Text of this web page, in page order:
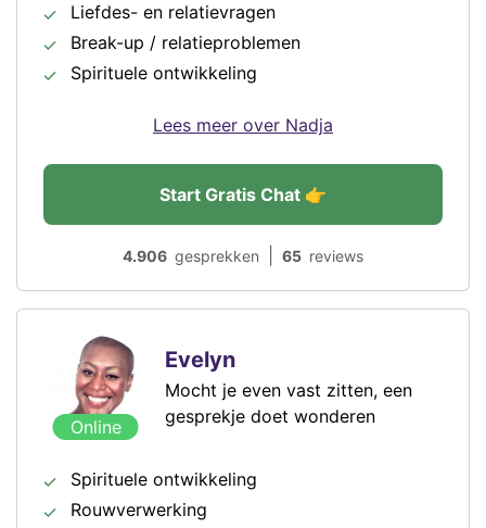
Liefdes- en relatievragen
Break-up / relatieproblemen
Spirituele ontwikkeling
65 reviews
4.906 gesprekken
Start Gratis Chat 👉
Lees meer over Nadja
Online
Evelyn
Mocht je even vast zitten, een
gesprekje doet wonderen
Spirituele ontwikkeling
Rouwverwerking